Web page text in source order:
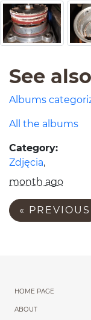
See
Albums
All the albums
Category:
Zdjęcia,
Ostatnia
month ago
« PREVIOUS
Menu
HOME PAGE
ABOUT